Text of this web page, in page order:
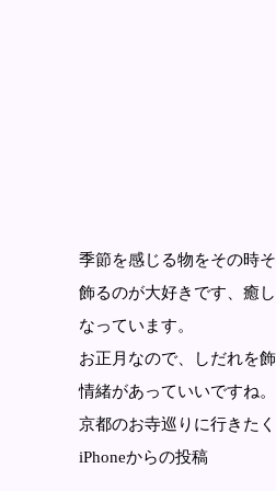
季節を感じる物をその時
飾るのが大好きです、癒
なっています。
お正月なので、しだれを
情緒があっていいですね。
京都のお寺巡りに行きた
iPhoneからの投稿